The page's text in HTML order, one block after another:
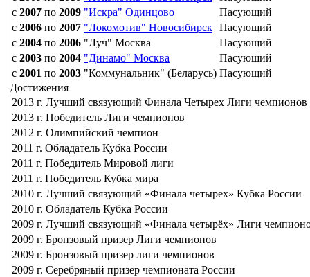
с 2007 по 2009 "Искра" Одинцово
Пасующий
с 2006 по 2007 "Локомотив" Новосибирск Пасующий
с 2004 по 2006 "Луч" Москва
Пасующий
с 2003 по 2004 "Динамо" Москва
Пасующий
с 2001 по 2003 "Коммунальник" (Беларусь) Пасующий
Достижения
2013 г. Лучший связующий Финала Четырех Лиги чемпионов
2013 г. Победитель Лиги чемпионов
2012 г. Олимпийский чемпион
2011 г. Обладатель Кубка России
2011 г. Победитель Мировой лиги
2011 г. Победитель Кубка мира
2010 г. Лучший связующий «Финала четырех» Кубка России
2010 г. Обладатель Кубка России
2009 г. Лучший связующий «Финала четырёх» Лиги
2009 г. Бронзовый призер Лиги чемпионов
2009 г. Бронзовый призер лиги чемпионов
2009 г. Серебряный призер чемпионата России